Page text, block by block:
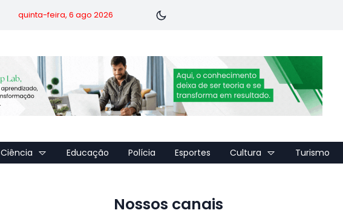
quinta-feira, 6 ago 2026
Ciência Educação Polícia Esportes Cultura Turismo
Nossos canais